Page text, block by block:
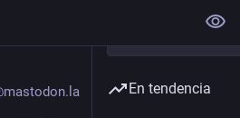
En tendencia